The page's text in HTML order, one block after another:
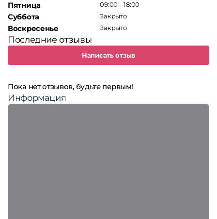
Пятница
Суббота
Воскресенье
09:00 – 18:00
Закрыто
Закрыто
Последние отзывы
Написать отзыв
Пока нет отзывов, будьте первым!
Информация